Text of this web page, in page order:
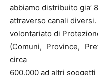
abbiamo distribuito gia’
attraverso canali
volontariato di
(Comuni, Province,
circa
600.000 ad altri soggetti